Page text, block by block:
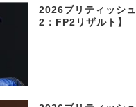
2026ブリティッシ
2：FP2リザルト】